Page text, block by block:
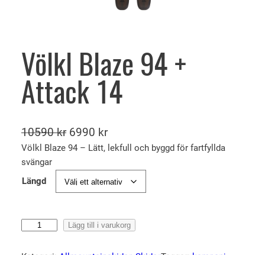
Völkl Blaze 94 +
Attack 14
10590kr D
e
u
p
6990 krD
e
n
a
Völkl Blaze 94 – Lätt, lekfull och byggd för fartfyllda
svängar
Längd
Lägg till i varukorg